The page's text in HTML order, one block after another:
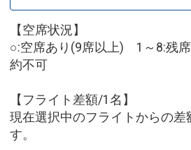
【空席状況】
○:空席あり(9席以上) 1～8:残
約不可
【フライト差額/1名】
現在選択中のフライトからの
す。